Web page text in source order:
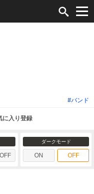
#バンド
に入り登録
OFF
ダークモード
ON OFF